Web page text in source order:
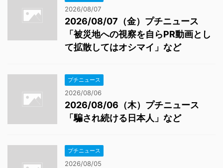
2026/08/07
2026/08/07（金）プチニュース
「被災地への視察を自らPR動画とし
て拡散してはオシマイ」など
プチニュース
2026/08/06
2026/08/06（木）プチニュース
「騙され続ける日本人」など
プチニュース
2026/08/05